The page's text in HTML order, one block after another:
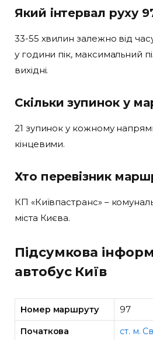
Який інтервал руху
33-55 хвилин залежно від
у години пік, максимальний
вихідні.
Скільки зупинок у
21 зупинок у кожному
кінцевими.
Хто перевізник
КП «Київпастранс» –
міста Києва.
Підсумкова
автобус Київ
Номер маршруту 97
Початкова
ст. м.